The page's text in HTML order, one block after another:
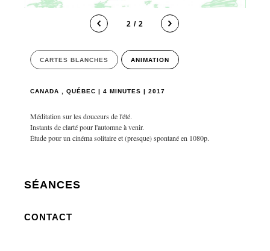
2 / 2
CARTES BLANCHES ANIMATION
CANADA , QUÉBEC | 4 MINUTES | 2017
Méditation sur les douceurs de l'été.
Instants de clarté pour l'automne à venir.
Étude pour un cinéma solitaire et (presque) spontané en 1080p.
SÉANCES
CONTACT